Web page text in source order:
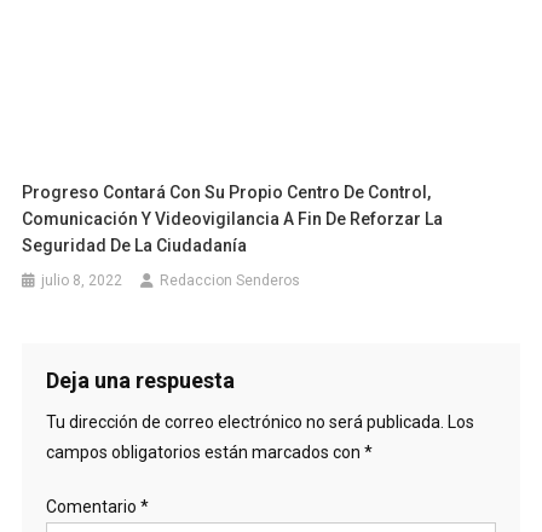
Progreso Contará Con Su Propio Centro De Control,
Comunicación Y Videovigilancia A Fin De Reforzar La
Seguridad De La Ciudadanía
julio 8, 2022 Redaccion Senderos
Deja una respuesta
Tu dirección de correo electrónico no será publicada. Los
campos obligatorios están marcados con *
Comentario *